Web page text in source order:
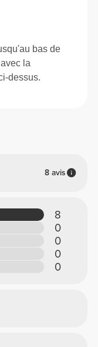
8 avis
8
0
0
0
0
bas de
la
dessus.